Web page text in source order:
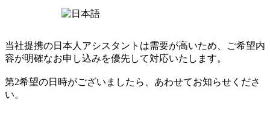
当社提携の日本人アシスタントは需要が高いため、ご希望内
容が明確なお申し込みを優先して対応いたします。
第2希望の日時がございましたら、あわせてお知らせくださ
い。